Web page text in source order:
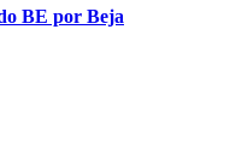
BE por Beja